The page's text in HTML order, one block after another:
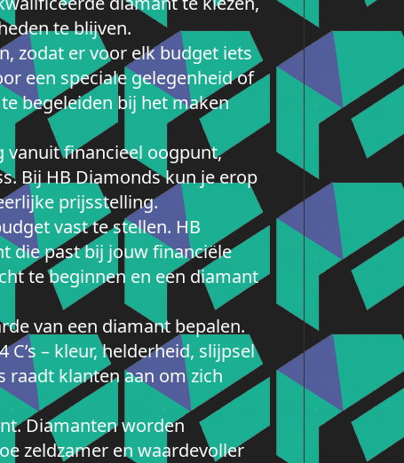
te blijven.
zodat er voor elk budget iets
een speciale gelegenheid of
begeleiden bij het maken
vanuit financieel oogpunt,
Bij HB Diamonds kun je erop
prijsstelling.
vast te stellen. HB
die past bij jouw financiële
te beginnen en een diamant
van een diamant bepalen.
– kleur, helderheid, slijpsel
raadt klanten aan om zich
Diamanten worden
zeldzamer en waardevoller